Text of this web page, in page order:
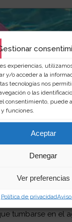
experiencias,
y/o acceder a la
tecnologías nos
o las
consentimiento, puede
funciones.
Aceptar
Denegar
Ver preferencias
Política de privacidad
flamenco
tumbarse en el